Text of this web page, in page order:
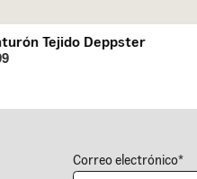
Tejido Deppster
Correo electrónico*